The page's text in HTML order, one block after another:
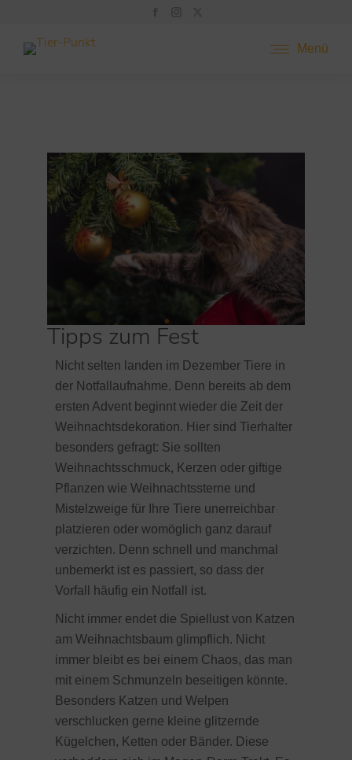
Menü
Tipps zum Fest
Nicht selten landen im Dezember Tiere in
der Notfallaufnahme. Denn bereits ab dem
ersten Advent beginnt wieder die Zeit der
Weihnachtsdekoration. Hier sind Tierhalter
besonders gefragt: Sie sollten
Weihnachtsschmuck, Kerzen oder giftige
Pflanzen wie Weihnachtssterne und
Mistelzweige für Ihre Tiere unerreichbar
platzieren oder womöglich ganz darauf
verzichten. Denn schnell und manchmal
unbemerkt ist es passiert, so dass der
Vorfall häufig ein Notfall ist.
Nicht immer endet die Spiellust von Katzen
am Weihnachtsbaum glimpflich. Nicht
immer bleibt es bei einem Chaos, das man
mit einem Schmunzeln beseitigen könnte.
Besonders Katzen und Welpen
verschlucken gerne kleine glitzernde
Kügelchen, Ketten oder Bänder. Diese